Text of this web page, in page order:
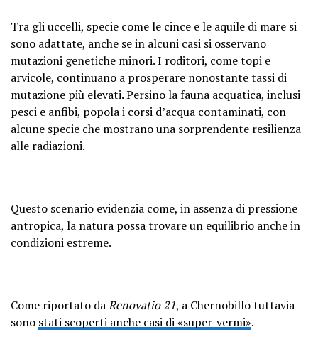
Tra gli uccelli, specie come le cince e le aquile di mare si
sono adattate, anche se in alcuni casi si osservano
mutazioni genetiche minori. I roditori, come topi e
arvicole, continuano a prosperare nonostante tassi di
mutazione più elevati. Persino la fauna acquatica, inclusi
pesci e anfibi, popola i corsi d’acqua contaminati, con
alcune specie che mostrano una sorprendente resilienza
alle radiazioni.
Questo scenario evidenzia come, in assenza di pressione
antropica, la natura possa trovare un equilibrio anche in
condizioni estreme.
Come riportato daRenovatio 21, a Chernobillo tuttavia
sono stati scoperti anche casi di «super-vermi».